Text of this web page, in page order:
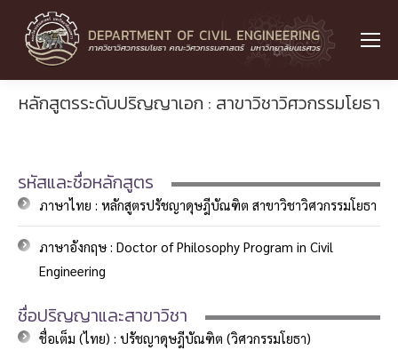
หลักสูตรระดับปริญญาเอก : สาขาวิชาวิศวกรรมโยธา
รหัสและชื่อหลักสูตร
ภาษาไทย : หลักสูตรปรัชญาดุษฎีบัณฑิต สาขาวิชาวิศวกรรมโยธา
ภาษาอังกฤษ : Doctor of Philosophy Program in Civil
Engineering
ชื่อปริญญาและสาขาวิชา
ชื่อเต็ม (ไทย) : ปรัชญาดุษฎีบัณฑิต (วิศวกรรมโยธา)